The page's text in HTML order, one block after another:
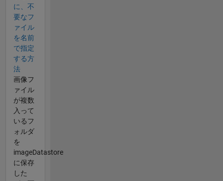
に、不
要なフ
ァイル
を名前
で指定
する方
法
画像フ
ァイル
が複数
入って
いるフ
ォルダ
を
imageDatastore
に保存
した